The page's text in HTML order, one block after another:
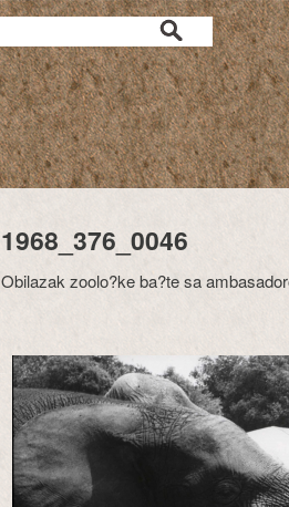
1968_376_0046
Obilazak zoolo?ke ba?te sa